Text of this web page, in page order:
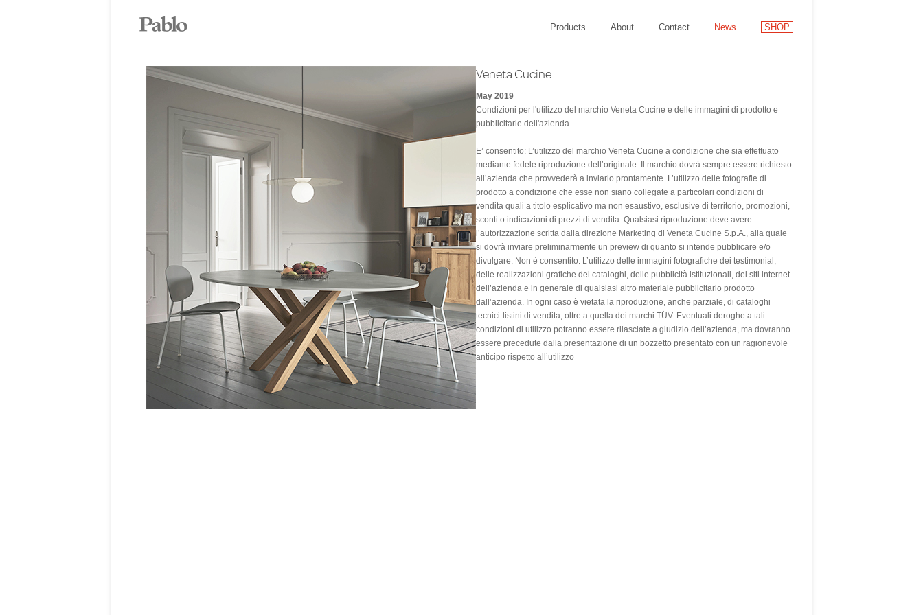
Products About Contact News SHOP
Veneta Cucine
May 2019
Condizioni per l'utilizzo del marchio Veneta Cucine e delle immagini di prodotto e
pubblicitarie dell'azienda.
E’ consentito: L’utilizzo del marchio Veneta Cucine a condizione che sia effettuato
mediante fedele riproduzione dell’originale. Il marchio dovrà sempre essere richiesto
all’azienda che provvederà a inviarlo prontamente. L’utilizzo delle fotografie di
prodotto a condizione che esse non siano collegate a particolari condizioni di
vendita quali a titolo esplicativo ma non esaustivo, esclusive di territorio, promozioni,
sconti o indicazioni di prezzi di vendita. Qualsiasi riproduzione deve avere
l’autorizzazione scritta dalla direzione Marketing di Veneta Cucine S.p.A., alla quale
si dovrà inviare preliminarmente un preview di quanto si intende pubblicare e/o
divulgare. Non è consentito: L’utilizzo delle immagini fotografiche dei testimonial,
delle realizzazioni grafiche dei cataloghi, delle pubblicità istituzionali, dei siti internet
dell’azienda e in generale di qualsiasi altro materiale pubblicitario prodotto
dall’azienda. In ogni caso è vietata la riproduzione, anche parziale, di cataloghi
tecnici-listini di vendita, oltre a quella dei marchi TÜV. Eventuali deroghe a tali
condizioni di utilizzo potranno essere rilasciate a giudizio dell’azienda, ma dovranno
essere precedute dalla presentazione di un bozzetto presentato con un ragionevole
anticipo rispetto all’utilizzo